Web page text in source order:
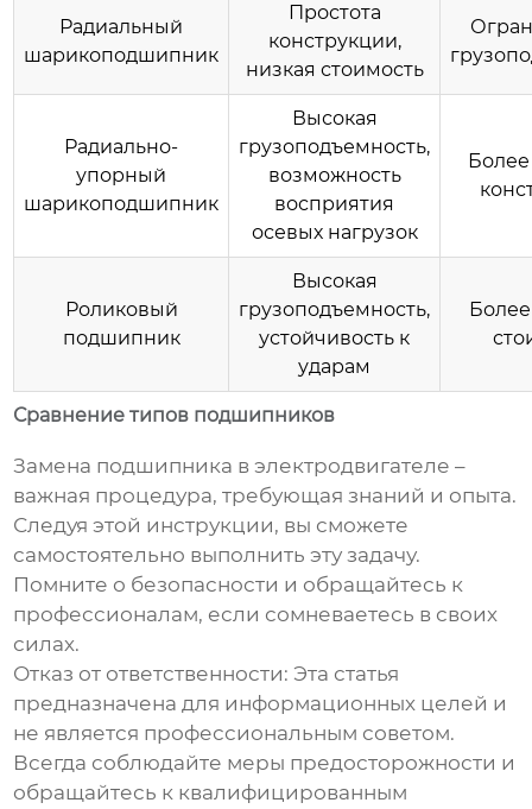
Сравнение типов подшипников
Радиальный
шарикоподшипник
Простота
конструкции,
низкая стоимость
Радиально-
упорный
шарикоподшипник
Высокая
грузоподъемность,
возможность
восприятия
осевых нагрузок
Роликовый
подшипник
Высокая
грузоподъемность,
устойчивость к
ударам
Замена подшипника в электродвигателе –
важная процедура, требующая знаний и опыта.
Следуя этой инструкции, вы сможете
самостоятельно выполнить эту задачу.
Помните о безопасности и обращайтесь к
профессионалам, если сомневаетесь в своих
силах.
Отказ от ответственности: Эта статья
предназначена для информационных целей и
не является профессиональным советом.
Всегда соблюдайте меры предосторожности и
обращайтесь к квалифицированным